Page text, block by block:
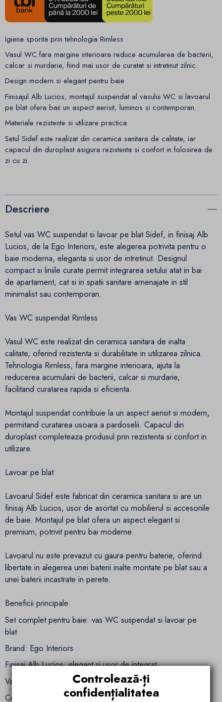
Igiena sporita prin tehnologia Rimless
Vasul WC fara margine interioara reduce acumularea de bacterii,
calcar si murdarie, fiind mai usor de curatat si intretinut zilnic.
Design modern si elegant pentru baie
Finisajul Alb Lucios, montajul suspendat al vasului WC si lavoarul
pe blat ofera baii un aspect aerisit, luminos si contemporan.
Materiale rezistente si utilizare practica
Setul Sidef este realizat din ceramica sanitara de calitate, iar
capacul din duroplast asigura rezistenta si confort in folosirea de
zi cu zi.
Descriere
Setul vas WC suspendat si lavoar pe blat Sidef, in finisaj Alb
Lucios, de la Ego Interiors, este alegerea potrivita pentru o
baie moderna, eleganta si usor de intretinut. Designul
compact si liniile curate permit integrarea setului atat in bai
de apartament, cat si in spatii sanitare amenajate in stil
minimalist sau contemporan.
Vas WC suspendat Rimless
Vasul WC este realizat din ceramica sanitara de inalta
calitate, oferind rezistenta si durabilitate in utilizarea zilnica.
Tehnologia Rimless, fara margine interioara, ajuta la
reducerea acumularii de bacterii, calcar si murdarie,
facilitand curatarea rapida si eficienta.
Montajul suspendat contribuie la un aspect aerisit si modern,
permitand curatarea usoara a pardoselii. Capacul din
duroplast completeaza produsul prin rezistenta si confort in
utilizare.
Lavoar pe blat
Lavoarul Sidef este fabricat din ceramica sanitara si are un
finisaj Alb Lucios, usor de asortat cu mobilierul si accesoriile
de baie. Montajul pe blat ofera un aspect elegant si
premium, potrivit pentru bai moderne.
Lavoarul nu este prevazut cu gaura pentru baterie, oferind
libertate in alegerea unei baterii inalte montate pe blat sau a
unei baterii incastrate in perete.
Beneficii principale
Set complet pentru baie: vas WC suspendat si lavoar pe
blat
Brand: Ego Interiors
Finisaj Alb Lucios, elegant si usor de integrat
Vas WC cu tehnologie Rimless pentru igiena sporita
Ceramica sanitara rezistenta si usor de curatat
Controlează-ți
confidențialitatea